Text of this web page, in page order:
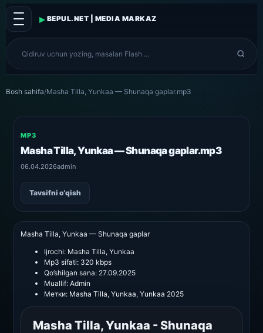
▸ BEPUL.NET | MEDIA MARKAZ
Bosh sahifa/Masha Tilla, Yunkaa — Shunaqa gaplar.mp3
MP3
Masha Tilla, Yunkaa — Shunaqa gaplar.mp3
06.04.2026admin
Tavsifni o‘qish
Masha Tilla, Yunkaa — Shunaqa gaplar
Ijrochi: Masha Tilla, Yunkaa
Mp3 sifati: 320 kbps
Qo’shilgan sana: 27.09.2025
Muallif: Admin
Метки: Masha Tilla, Yunkaa, Yunkaa 2025
Masha Tilla, Yunkaa - Shunaqa